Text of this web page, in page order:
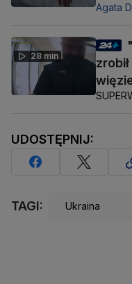
Agata
28 min
UDOSTĘPNIJ:
TAGI: Ukraina